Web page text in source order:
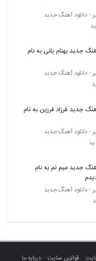
بنام کی بی تو
و زیبای نوید بیگلری با نام
از امین رفیعی
از مهیار رفیعی
از میلاد باقری(پاپ)
Mehdi
- دانلود آهنگ جدبد
جدید بهنام بانی به نام
- دانلود آهنگ جدبد
جدید فرزاد فرزین به نام
- دانلود آهنگ جدبد
جدید میم تم به نام
- دانلود آهنگ جدبد
قوانین سایت درباره ما